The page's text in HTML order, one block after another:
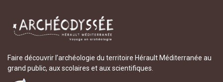
Faire découvrir l’archéologie du territoire Hérault Méditerranée au
grand public, aux scolaires et aux scientifiques.